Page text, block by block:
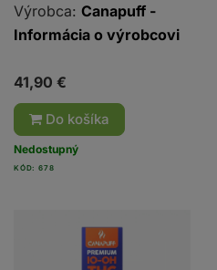
KÓD: 678
Výrobca: Canapuff -
Informácia o výrobcovi
41,90 €
Do košíka
Nedostupný